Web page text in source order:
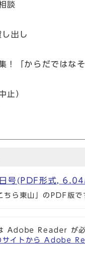
談
出し
「からだではなそ
止）
号(PDF形式,
ら東山」のPDF版で
Adobe Reader が必
イトから Adobe